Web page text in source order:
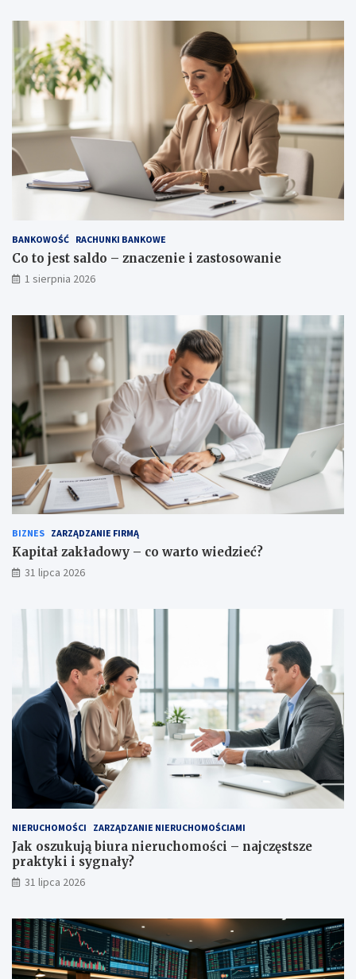
BANKOWOŚĆ RACHUNKI BANKOWE
Co to jest saldo – znaczenie i zastosowanie
1 sierpnia 2026
BIZNES ZARZĄDZANIE FIRMĄ
Kapitał zakładowy – co warto wiedzieć?
31 lipca 2026
NIERUCHOMOŚCI ZARZĄDZANIE NIERUCHOMOŚCIAMI
Jak oszukują biura nieruchomości – najczęstsze
praktyki i sygnały?
31 lipca 2026